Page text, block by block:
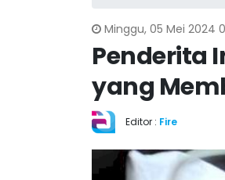
Minggu, 05 Mei 2024
Penderita
yang
Editor : Fire